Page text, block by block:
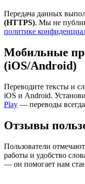
Передача данных
(HTTPS). Мы не
политике
Мобильные
(iOS/Android)
Переводите тексты и
iOS и Android.
Play — переводы
Отзывы
Пользователи
работы и удобство
— он помогает нам